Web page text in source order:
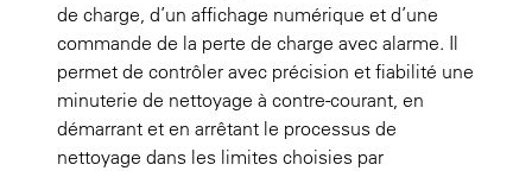
de charge, d’un affichage numérique et d’une
commande de la perte de charge avec alarme. Il
permet de contrôler avec précision et fiabilité une
minuterie de nettoyage à contre-courant, en
démarrant et en arrêtant le processus de
nettoyage dans les limites choisies par